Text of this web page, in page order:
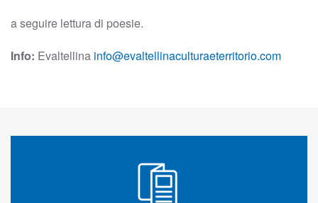
a seguire lettura di poesie.
Info: Evaltellina info@evaltellinaculturaeterritorio.com